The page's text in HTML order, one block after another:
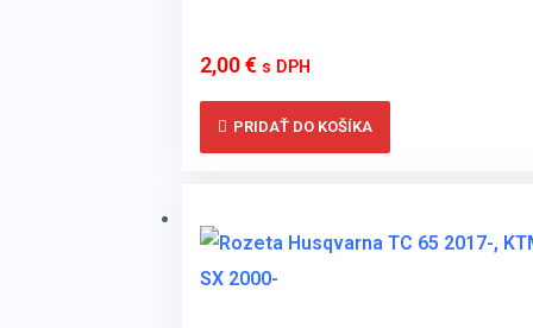
2,00€ s DPH
PRIDAŤ DO KOŠÍKA